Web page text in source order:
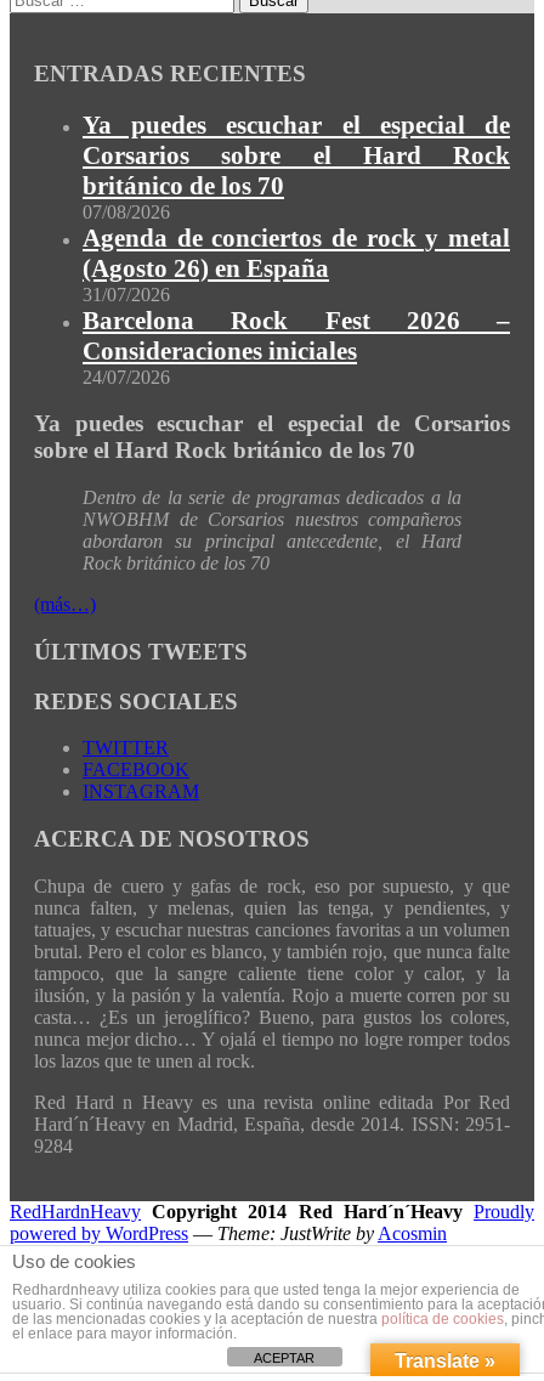
ENTRADAS RECIENTES
Ya puedes escuchar el especial de
Corsarios sobre el Hard Rock
británico de los 70
07/08/2026
Agenda de conciertos de rock y metal
(Agosto 26) en España
31/07/2026
Barcelona Rock Fest 2026 –
Consideraciones iniciales
24/07/2026
Ya puedes escuchar el especial de Corsarios
sobre el Hard Rock británico de los 70
Dentro de la serie de programas dedicados a la
NWOBHM de Corsarios nuestros compañeros
abordaron su principal antecedente, el Hard
Rock británico de los 70
(más…)
ÚLTIMOS TWEETS
REDES SOCIALES
TWITTER
FACEBOOK
INSTAGRAM
ACERCA DE NOSOTROS
Chupa de cuero y gafas de rock, eso por supuesto, y que
nunca falten, y melenas, quien las tenga, y pendientes, y
tatuajes, y escuchar nuestras canciones favoritas a un volumen
brutal. Pero el color es blanco, y también rojo, que nunca falte
tampoco, que la sangre caliente tiene color y calor, y la
ilusión, y la pasión y la valentía. Rojo a muerte corren por su
casta… ¿Es un jeroglífico? Bueno, para gustos los colores,
nunca mejor dicho… Y ojalá el tiempo no logre romper todos
los lazos que te unen al rock.
Red Hard n Heavy es una revista online editada Por Red
Hard´n´Heavy en Madrid, España, desde 2014. ISSN: 2951-
9284
RedHardnHeavy Copyright 2014 Red Hard´n´Heavy Proudly
powered by WordPress — Theme: JustWrite by Acosmin
Uso de cookies
Redhardnheavy utiliza cookies para que usted tenga la mejor experiencia de
usuario. Si continúa navegando está dando su consentimiento para la
de las mencionadas cookies y la aceptación de nuestra política de cookies ,
el enlace para mayor información.
ACEPTAR Translate »